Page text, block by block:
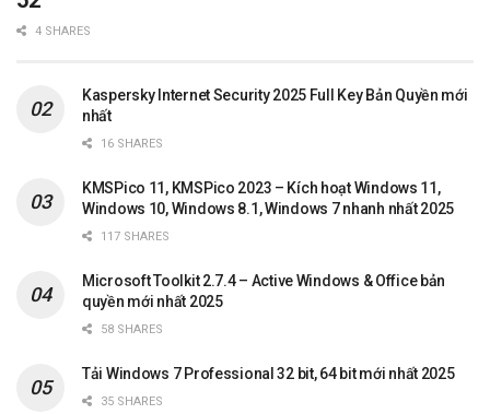
4 SHARES
Kaspersky Internet Security 2025 Full Key Bản Quyền mới
nhất
16 SHARES
KMSPico 11, KMSPico 2023 – Kích hoạt Windows 11,
Windows 10, Windows 8.1, Windows 7 nhanh nhất 2025
117 SHARES
Microsoft Toolkit 2.7.4 – Active Windows & Office bản
quyền mới nhất 2025
58 SHARES
Tải Windows 7 Professional 32 bit, 64 bit mới nhất 2025
35 SHARES